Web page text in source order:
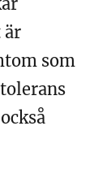
är
som